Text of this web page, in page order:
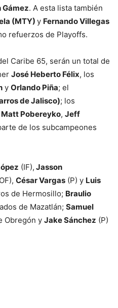
Gámez. A esta lista también
(MTY) y Fernando Villegas
refuerzos de Playoffs.
Caribe 65, serán un total de
José Heberto Félix, los
y Orlando Piña; el
de Jalisco); los
Matt Pobereyko, Jeff
de los subcampeones
(IF), Jasson
César Vargas (P) y Luis
de Hermosillo; Braulio
de Mazatlán; Samuel
Obregón y Jake Sánchez (P)